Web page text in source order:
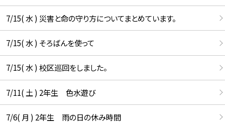
7/15( 水 ) 災害と命の守り方についてまとめています。
7/15( 水 ) そろばんを使って
7/15( 水 ) 校区巡回をしました。
7/11( 土 ) 2年生 色水遊び
7/6( 月 ) 2年生 雨の日の休み時間